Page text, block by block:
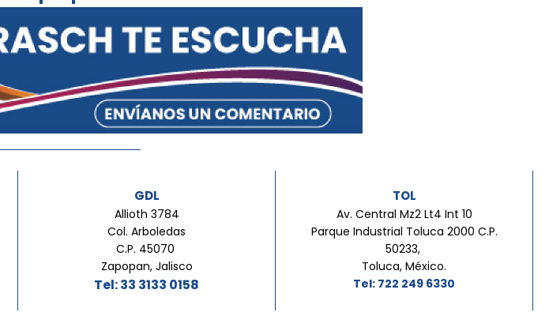
GDL
Allioth 3784
Col. Arboledas
C.P. 45070
Zapopan, Jalisco
Tel: 33 3133 0158
TOL
Av. Central Mz2 Lt4 Int 10
Parque Industrial Toluca 2000 C.P.
50233,
Toluca, México.
Tel: 722 249 6330